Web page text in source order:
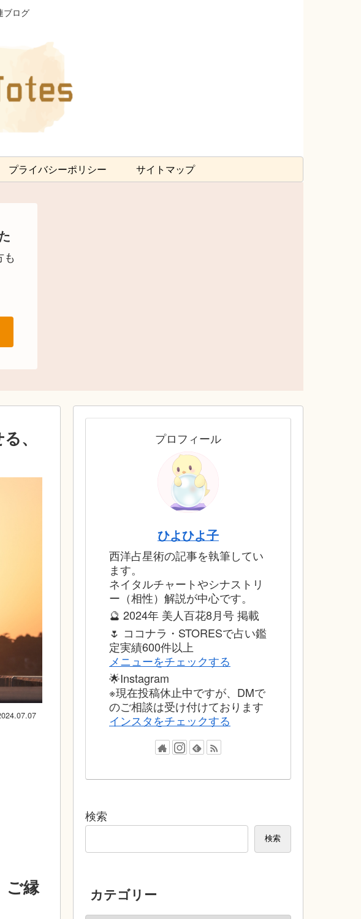
ブログ
プライバシーポリシー サイトマップ
、
ご縁
プロフィール
ひよひよ子
西洋占星術の記事を執筆してい
ます。
ネイタルチャートやシナストリ
ー（相性）解説が中心です。
🔮 2024年 美人百花8月号 掲載
🌷 ココナラ・STORESで占い鑑
定実績600件以上
メニューをチェックする
🌟Instagram
※現在投稿休止中ですが、DMで
のご相談は受け付けております
インスタをチェックする
検索
検索
カテゴリー